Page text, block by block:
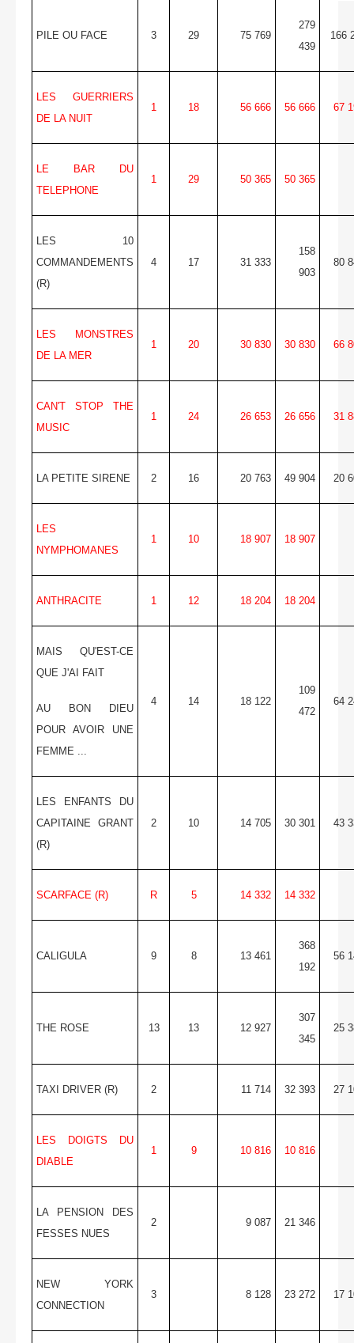
PILE OU FACE 3 29 75 769
279
439
166
LES GUERRIERS
DE LA NUIT
1 18 56 666 56 666 67
LE BAR DU
TELEPHONE
1 29 50 365 50 365
LES 10
COMMANDEMENTS
(R)
4 17 31 333
158
903
80
LES MONSTRES
DE LA MER
1 20 30 830 30 830 66
CAN'T STOP THE
MUSIC
1 24 26 653 26 656 31
LA PETITE SIRENE 2 16 20 763 49 904 20
LES
NYMPHOMANES
1 10 18 907 18 907
ANTHRACITE 1 12 18 204 18 204
MAIS QU'EST-CE
QUE J'AI FAIT
AU BON DIEU
POUR AVOIR UNE
FEMME ...
4 14 18 122
109
472
64
LES ENFANTS DU
CAPITAINE GRANT
(R)
2 10 14 705 30 301 43
SCARFACE (R) R 5 14 332 14 332
CALIGULA 9 8 13 461
368
192
56
THE ROSE 13 13 12 927
307
345
25
TAXI DRIVER (R) 2 11 714 32 393 27
LES DOIGTS DU
DIABLE
1 9 10 816 10 816
LA PENSION DES
FESSES NUES
2 9 087 21 346
NEW YORK
CONNECTION
3 8 128 23 272 17